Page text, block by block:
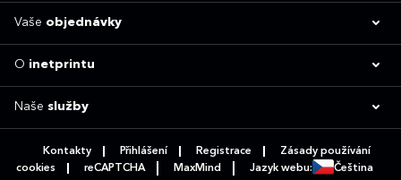
Vaše objednávky
O inetprintu
Naše služby
Kontakty Přihlášení Registrace
Zásady používání
cookies
reCAPTCHA MaxMind Jazyk webu: Čeština